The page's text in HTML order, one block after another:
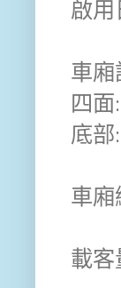
啟用
車廂
四
底部
車廂
載客